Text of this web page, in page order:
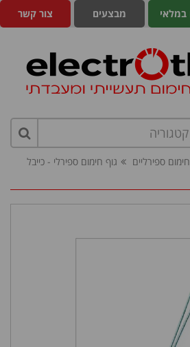
צור קשר מבצעים במלאי
חימום ספירליים
גוף חימום ספירלי - כייבל